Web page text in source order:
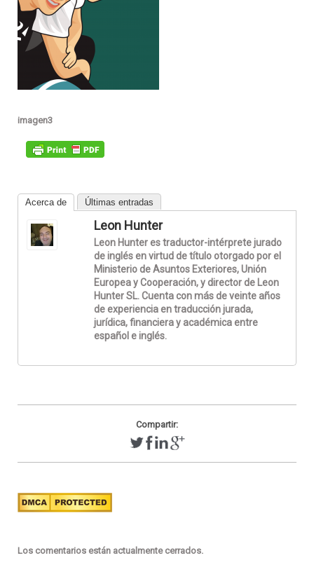
imagen3
Acerca de Últimas entradas
Leon Hunter
Leon Hunter es traductor-intérprete jurado
de inglés en virtud de título otorgado por el
Ministerio de Asuntos Exteriores, Unión
Europea y Cooperación, y director de Leon
Hunter SL. Cuenta con más de veinte años
de experiencia en traducción jurada,
jurídica, financiera y académica entre
español e inglés.
Compartir:
Los comentarios están actualmente cerrados.